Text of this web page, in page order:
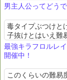
男主人公ってどう
毒タイプぶつけと
子抜けとはいえ難
でってなるから難
主目的なら間違い
最強キラフロルレ
開催中！
このくらいの難易